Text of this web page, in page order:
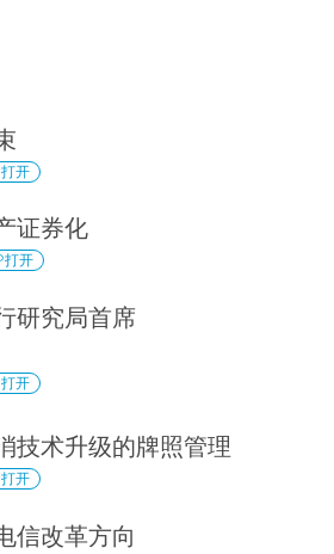
开
证券化
打开
研究局首席
开
技术升级的牌照管理
开
信改革方向